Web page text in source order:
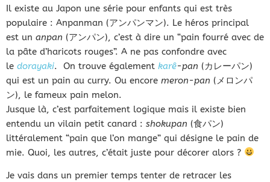
Il existe au Japon une série pour enfants qui est très
populaire : Anpanman (アンパンマン). Le héros principal
est un anpan (アンパン), c’est à dire un “pain fourré avec de
la pâte d’haricots rouges”. A ne pas confondre avec
le dorayaki. On trouve également karê-pan (カレーパン)
qui est un pain au curry. Ou encore meron-pan (メロンパ
ン), le fameux pain melon.
Jusque là, c’est parfaitement logique mais il existe bien
entendu un vilain petit canard : shokupan (食パン)
littéralement “pain que l’on mange” qui désigne le pain de
mie. Quoi, les autres, c’était juste pour décorer alors ?
Je vais dans un premier temps tenter de retracer les